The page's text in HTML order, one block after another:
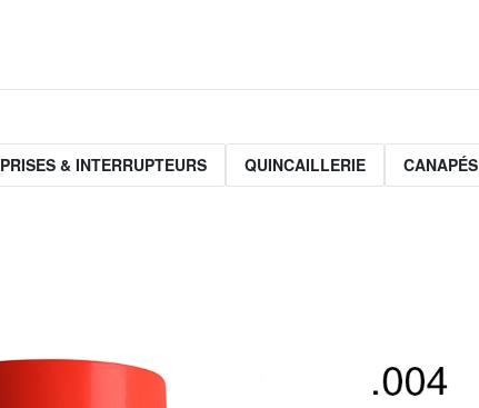
PRISES & INTERRUPTEURS QUINCAILLERIE CANAPÉS